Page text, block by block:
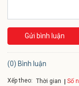
Gửi bình luận
(0) Bình luận
Xếp theo: Thời gian Số